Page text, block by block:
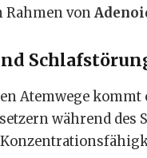
Rahmen von
Atemwege
während